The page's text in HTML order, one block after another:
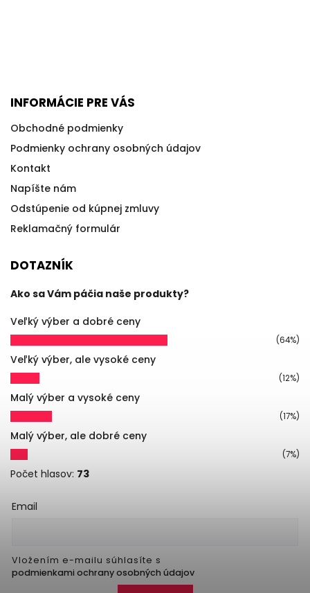
INFORMÁCIE PRE VÁS
Obchodné podmienky
Podmienky ochrany osobných údajov
Kontakt
Napíšte nám
Odstúpenie od kúpnej zmluvy
Reklamačný formulár
DOTAZNÍK
Ako sa Vám páčia naše produkty?
Veľký výber a dobré ceny
(64%)
Veľký výber, ale vysoké ceny
(12%)
Malý výber a vysoké ceny
(17%)
Malý výber, ale dobré ceny
(7%)
Počet hlasov: 73
Email
Vložením e-mailu súhlasíte s
podmienkami ochrany osobných údajov